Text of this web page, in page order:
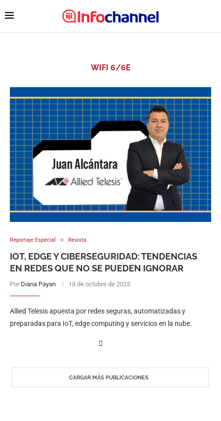
WIFI 6/6E
Reportaje Especial Revista
IOT, EDGE Y CIBERSEGURIDAD: TENDENCIAS
EN REDES QUE NO SE PUEDEN IGNORAR
Por Diana Payan 18 de octubre de 2025
Allied Telesis apuesta por redes seguras, automatizadas y
preparadas para IoT, edge computing y servicios en la nube.
CARGAR MÁS PUBLICACIONES